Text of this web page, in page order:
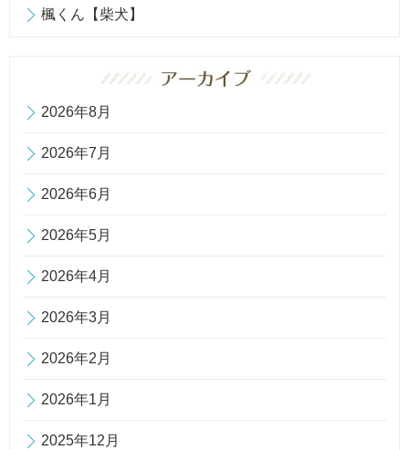
楓くん【柴犬】
2026年8月
2026年7月
2026年6月
2026年5月
2026年4月
2026年3月
2026年2月
2026年1月
2025年12月